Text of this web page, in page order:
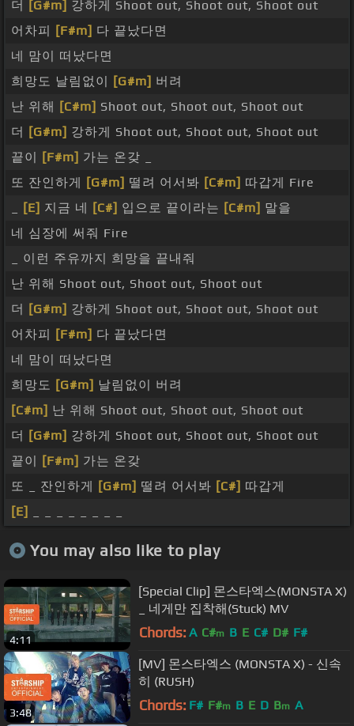
더 [G#m] 강하게 Shoot out, Shoot out, Shoot out
어차피
[F#m] 다 끝났다면
네 맘이 떠났다면
희망도 날림없이
[G#m] 버려
난 위해
[C#m] Shoot out, Shoot out, Shoot out
더
[G#m] 강하게 Shoot out, Shoot out, Shoot out
끝이
[F#m] 가는 온갖 _
또 잔인하게
[G#m] 떨려 어서봐 [C#m] 따갑게 Fire
[E] 지금 네 [C#] 입으로 끝이라는 [C#m] 말을
네 심장에 써줘 Fire
_ 이런 주유까지 희망을 끝내줘
난 위해 Shoot out, Shoot out, Shoot out
더
[G#m] 강하게 Shoot out, Shoot out, Shoot out
어차피
[F#m] 다 끝났다면
네 맘이 떠났다면
희망도 [G#m] 날림없이 버려
[C#m] 난 위해 Shoot out, Shoot out, Shoot out
더
[G#m] 강하게 Shoot out, Shoot out, Shoot out
끝이
[F#m] 가는 온갖
또 _ 잔인하게
[G#m] 떨려 어서봐 [C#] 따갑게
[E]
You may also like to play
4:11
[Special Clip] 몬스타엑스(MONSTA X)
_ 네게만 집착해(Stuck) MV
Chords: A C#m B E C# D# F#
3:48
[MV] 몬스타엑스 (MONSTA X) - 신속
히 (RUSH)
Chords: F# F#m B E D Bm A